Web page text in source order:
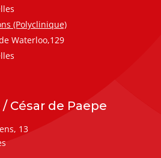
(Polyclinique)
Waterloo,129
César de Paepe
13